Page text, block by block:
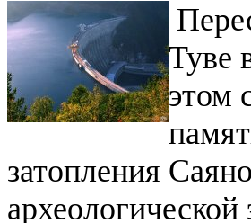
Туве
этом
затопления